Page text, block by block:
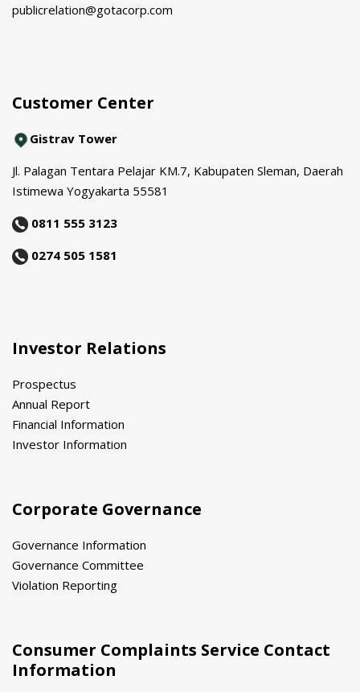
publicrelation@gotacorp.com
Customer Center
Gistrav Tower
Jl. Palagan Tentara Pelajar KM.7, Kabupaten Sleman, Daerah
Istimewa Yogyakarta 55581
0811 555 3123
0274 505 1581
Investor Relations
Prospectus
Annual Report
Financial Information
Investor Information
Corporate Governance
Governance Information
Governance Committee
Violation Reporting
Consumer Complaints Service Contact
Information